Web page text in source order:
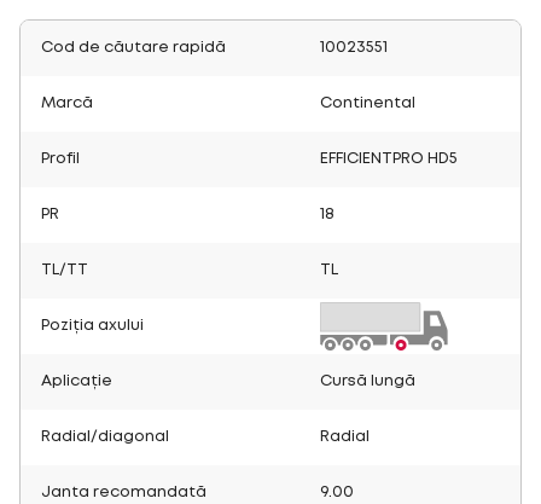
Cod de căutare rapidă 10023551
Marcă Continental
Profil EFFICIENTPRO HD5
PR 18
TL/TT
Poziția axului
Aplicație Cursă lungă
Radial/diagonal Radial
Janta recomandată 9.00